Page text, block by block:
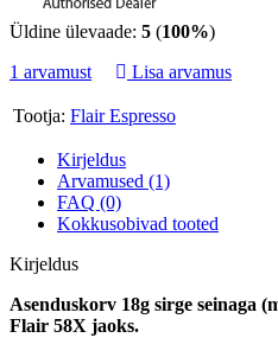
Üldine ülevaade: 5 (100%)
1 arvamust
Lisa arvamus
Tootja: Flair Espresso
Kirjeldus
Arvamused (1)
FAQ (0)
Kokkusobivad tooted
Kirjeldus
Asenduskorv 18g sirge seinaga
Flair 58X jaoks.